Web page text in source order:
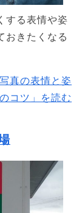
する表情や姿
おきたくなる
真の表情と姿
コツ」を読む